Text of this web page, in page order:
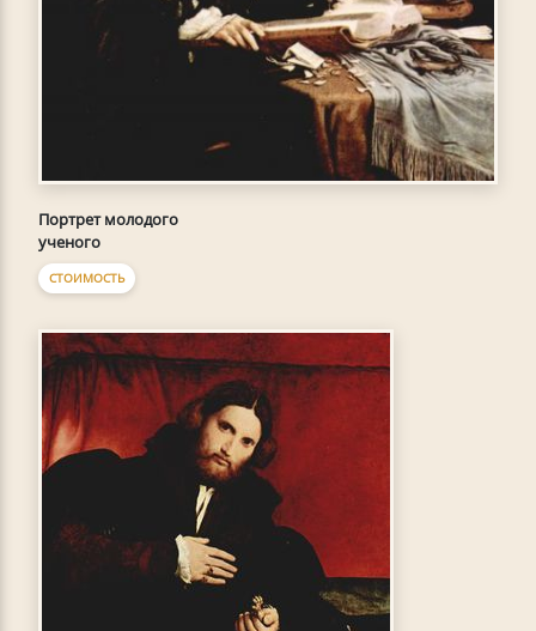
Портрет молодого
ученого
СТОИМОСТЬ